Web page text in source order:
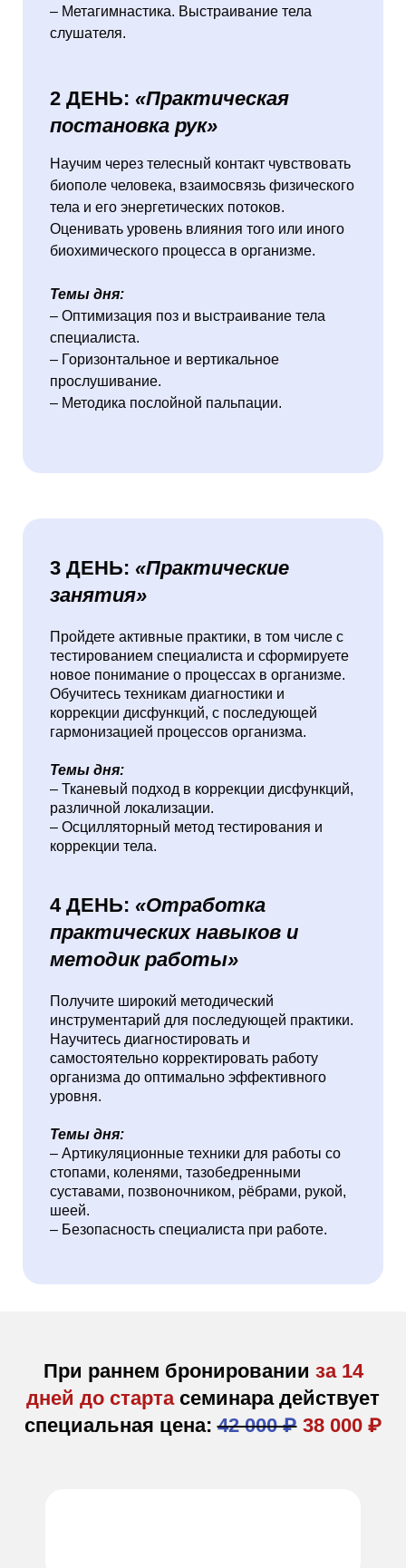
– Метагимнастика. Выстраивание тела
слушателя.
2 ДЕНЬ: «Практическая
постановка рук»
Научим через телесный контакт чувствовать
биополе человека, взаимосвязь физического
тела и его энергетических потоков.
Оценивать уровень влияния того или иного
биохимического процесса в организме.
Темы дня:
– Оптимизация поз и выстраивание тела
специалиста.
– Горизонтальное и вертикальное
прослушивание.
– Методика послойной пальпации.
3 ДЕНЬ: «Практические
занятия»
Пройдете активные практики, в том числе с
тестированием специалиста и сформируете
новое понимание о процессах в организме.
Обучитесь техникам диагностики и
коррекции дисфункций, с последующей
гармонизацией процессов организма.
Темы дня:
– Тканевый подход в коррекции дисфункций,
различной локализации.
– Осцилляторный метод тестирования и
коррекции тела.
4 ДЕНЬ: «Отработка
практических навыков и
методик работы»
Получите широкий методический
инструментарий для последующей практики.
Научитесь диагностировать и
самостоятельно корректировать работу
организма до оптимально эффективного
уровня.
Темы дня:
– Артикуляционные техники для работы со
стопами, коленями, тазобедренными
суставами, позвоночником, рёбрами, рукой,
шеей.
– Безопасность специалиста при работе.
При раннем бронировании за 14
дней до стартасеминара действует
специальная цена:42 000 ₽ 38 000 ₽